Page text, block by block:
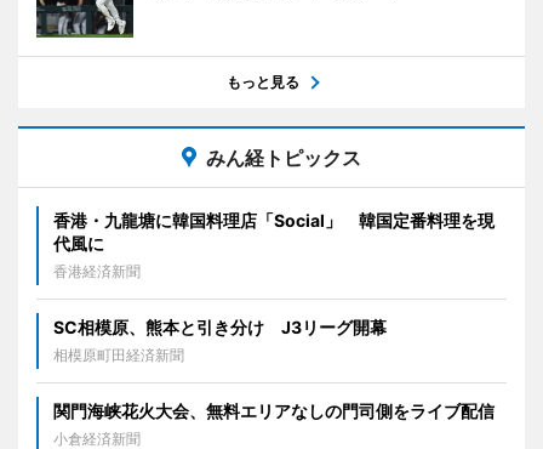
もっと見る
みん経トピックス
香港・九龍塘に韓国料理店「Social」 韓国定番料理を現
代風に
香港経済新聞
SC相模原、熊本と引き分け J3リーグ開幕
相模原町田経済新聞
関門海峡花火大会、無料エリアなしの門司側をライブ配信
小倉経済新聞